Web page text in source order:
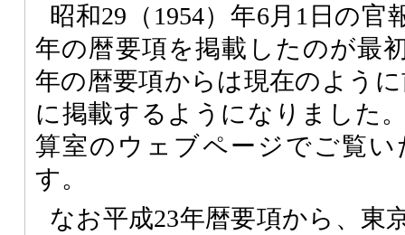
昭和29（1954）年6月1日の官
年の暦要項を掲載したのが最
年の暦要項からは現在のよう
に掲載するようになりました
算室のウェブページでご覧
す。
なお平成23年暦要項から、東